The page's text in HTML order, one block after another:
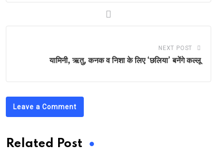
NEXT POST
यामिनी, ऋतु, कनक व निशा के लिए ‘छलिया’ बनेंगे कल्लू
Leave a Comment
Related Post